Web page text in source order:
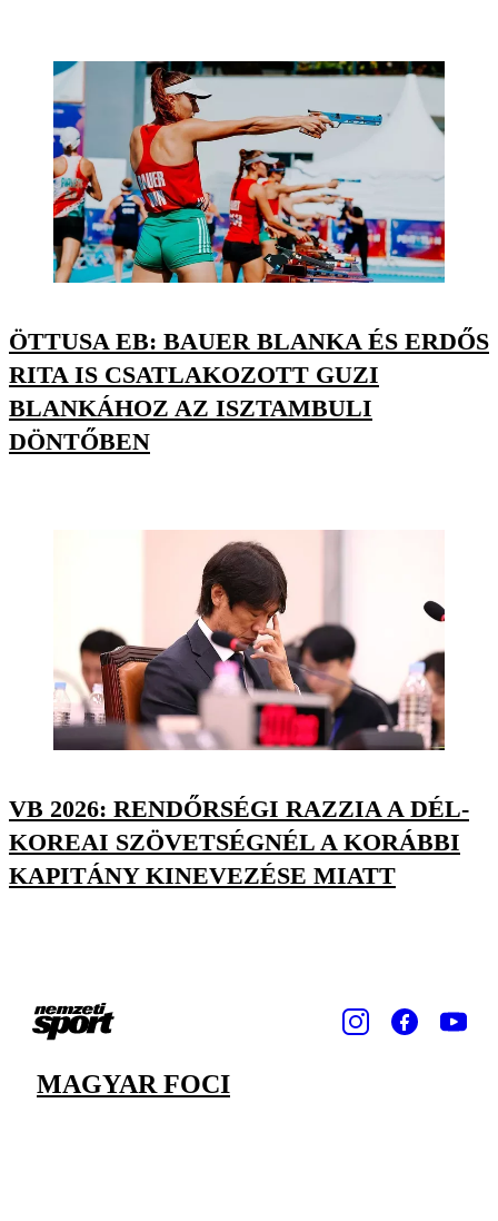
ÖTTUSA EB: BAUER BLANKA ÉS ERDŐS
RITA IS CSATLAKOZOTT GUZI
BLANKÁHOZ AZ ISZTAMBULI
DÖNTŐBEN
VB 2026: RENDŐRSÉGI RAZZIA A DÉL-
KOREAI SZÖVETSÉGNÉL A KORÁBBI
KAPITÁNY KINEVEZÉSE MIATT
MAGYAR FOCI